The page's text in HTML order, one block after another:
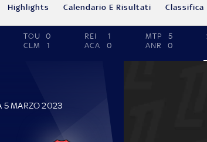
Highlights Calendario E Risultati Classifica
TOU
0
CLM
1
REI
1
ACA
0
MTP
5
ANR
0
5 MARZO 2023